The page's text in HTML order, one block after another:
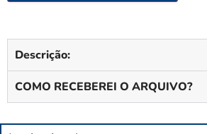
Descrição:
COMO RECEBEREI O ARQUIVO?